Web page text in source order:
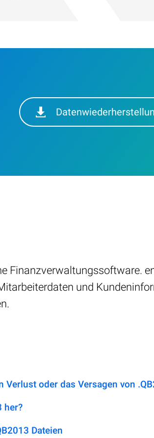
Finanzverwaltungssoftware.
und
oder das Versagen von
her?
Dateien